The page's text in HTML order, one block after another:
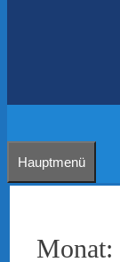
Hauptmenü
Monat: